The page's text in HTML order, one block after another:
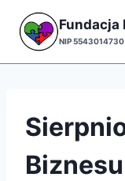
Przejdź
treści
Fundacja
NIP 5543014730